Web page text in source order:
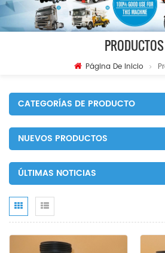
PRODUCTOS
Página De Inicio
CATEGORÍAS DE PRODUCTO
NUEVOS PRODUCTOS
ÚLTIMAS NOTICIAS